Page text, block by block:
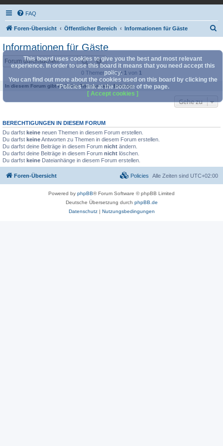
FAQ
Foren-Übersicht Öffentlicher Bereich Informationen für Gäste
c
Informationen für Gäste
SucheErweiterte Suche
0 Themen • Seite 1 von 1
In diesem Forum gibt es keine Themen oder Beiträge.
Gehe zu
BERECHTIGUNGEN IN DIESEM FORUM
Du darfst keine neuen Themen in diesem Forum erstellen.
Du darfst keineAntworten zu Themen in diesem Forum erstellen.
Du darfst deine Beiträge in diesem Forum nicht ändern.
Du darfst deine Beiträge in diesem Forum nicht löschen.
Du darfst keine Dateianhänge in diesem Forum erstellen.
This board uses cookies to give you the best and most relevant
experience. In order to use this board it means that you need accept this
policy.
You can find out more about the cookies used on this board by clicking the
"Policies" link at the bottom of the page.
[ Accept cookies ]
Foren-Übersicht Alle Zeiten sind UTC+02:00
Policies
Powered by phpBB® Forum Software © phpBB Limited
Deutsche Übersetzung durch phpBB.de
Datenschutz| Nutzungsbedingungen